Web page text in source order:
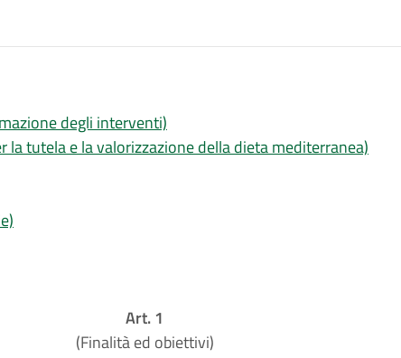
degli interventi)
la tutela e la valorizzazione della dieta mediterranea)
Art. 1
(Finalità ed obiettivi)